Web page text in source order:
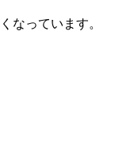
なっています。